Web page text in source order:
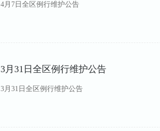
4月7日全区例行维护公告
3月31日全区例行维护公告
3月31日全区例行维护公告